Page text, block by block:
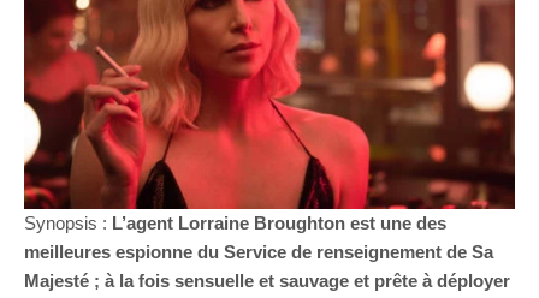
Synopsis : L’agent Lorraine Broughton est une des
meilleures espionne du Service de renseignement de Sa
Majesté ; à la fois sensuelle et sauvage et prête à déployer